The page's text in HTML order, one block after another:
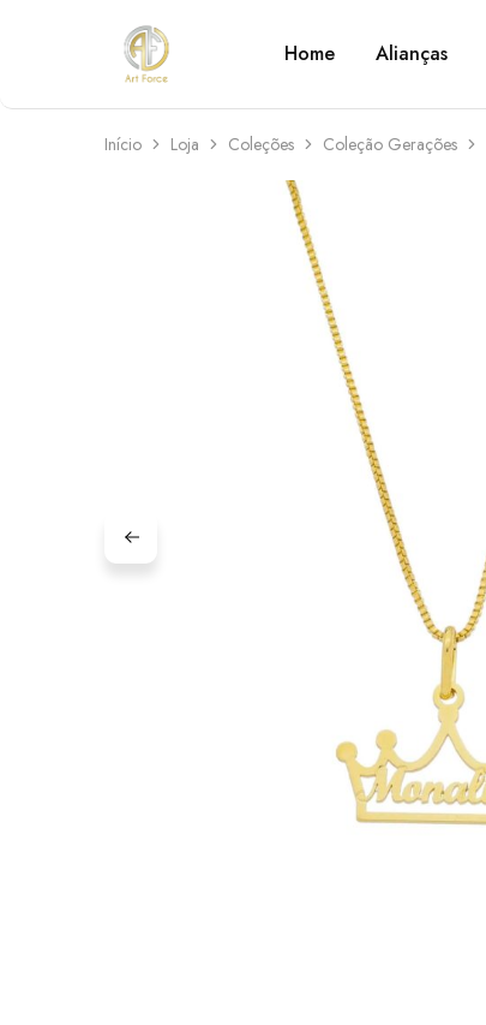
Art
Force
Semijoias
personalizadas
Home Alianças
Início Loja Coleções Coleção Gerações